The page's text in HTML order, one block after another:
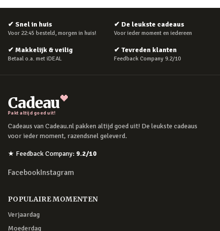
✔ Snel in huis
Voor 22:45 besteld, morgen in huis!
✔ De leukste cadeaus
Voor ieder moment en iedereen
✔ Makkelijk & veilig
Betaal o.a. met iDEAL
✔ Tevreden klanten
Feedback Company 9.2/10
Cadeau
Pakt altijd goed uit!
Cadeaus van Cadeau.nl pakken altijd goed uit! De leukste cadeaus
voor ieder moment, razendsnel geleverd.
★ Feedback Company: 9.2/10
FacebookInstagram
POPULAIRE MOMENTEN
Verjaardag
Moederdag